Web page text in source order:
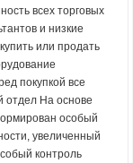
всех торговых
и низкие
или продать
покупкой все
отдел На основе
особый
увеличенный
контроль